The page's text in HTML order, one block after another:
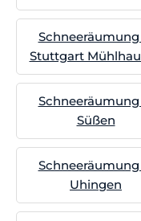
Stuttgart
Süßen
Uhingen